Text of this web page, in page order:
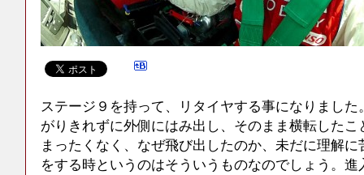
ステージ９を持って、リタイヤする事になりまし
がりきれずに外側にはみ出し、そのまま横転した
まったくなく、なぜ飛び出したのか、未だに理解
をする時というのはそういうものなのでしょう。